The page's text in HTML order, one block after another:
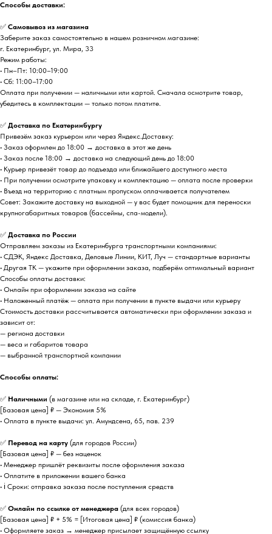
Способы доставки:
✅ Самовывоз из магазина
Заберите заказ самостоятельно в нашем розничном магазине:
г. Екатеринбург, ул. Мира, 33
Режим работы:
• Пн–Пт: 10:00–19:00
• Сб: 11:00–17:00
Оплата при получении — наличными или картой. Сначала осмотрите товар,
убедитесь в комплектации — только потом платите.
✅ Доставка по Екатеринбургу
Привезём заказ курьером или через Яндекс.Доставку:
• Заказ оформлен до 18:00 → доставка в этот же день
• Заказ после 18:00 → доставка на следующий день до 18:00
• Курьер привезёт товар до подъезда или ближайшего доступного места
• При получении осмотрите упаковку и комплектацию — оплата после проверки
• Въезд на территорию с платным пропуском оплачивается получателем
Совет: Закажите доставку на выходной — у вас будет помощник для переноски
крупногабаритных товаров (бассейны, спа-модели).
✅ Доставка по России
Отправляем заказы из Екатеринбурга транспортными компаниями:
• СДЭК, Яндекс Доставка, Деловые Линии, КИТ, Луч — стандартные варианты
• Другая ТК — укажите при оформлении заказа, подберём оптимальный вариант
Способы оплаты доставки:
• Онлайн при оформлении заказа на сайте
• Наложенный платёж — оплата при получении в пункте выдачи или курьеру
Стоимость доставки рассчитывается автоматически при оформлении заказа и
зависит от:
— региона доставки
— веса и габаритов товара
— выбранной транспортной компании
Способы оплаты:
✅ Наличными (в магазине или на складе, г. Екатеринбург)
[Базовая цена] ₽ — Экономия 5%
• Оплата в пункте выдачи: ул. Амундсена, 65, пав. 239
✅ Перевод на карту (для городов России)
[Базовая цена] ₽ — без наценок
• Менеджер пришлёт реквизиты после оформления заказа
• Оплатите в приложении вашего банка
• ℹ️ Сроки: отправка заказа после поступления средств
✅ Онлайн по ссылке от менеджера (для всех городов)
[Базовая цена] ₽ + 5% = [Итоговая цена] ₽ (комиссия банка)
• Оформляете заказ → менеджер присылает защищённую ссылку